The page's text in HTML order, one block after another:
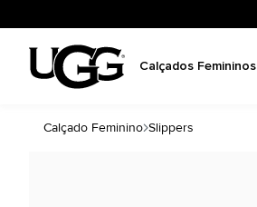
Calçados Femininos
Calçado Feminino Slippers